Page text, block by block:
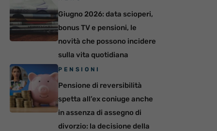
Giugno 2026: data scioperi,
bonus TV e pensioni, le
novità che possono incidere
sulla vita quotidiana
PENSIONI
Pensione di reversibilità
spetta all’ex coniuge anche
in assenza di assegno di
divorzio: la decisione della